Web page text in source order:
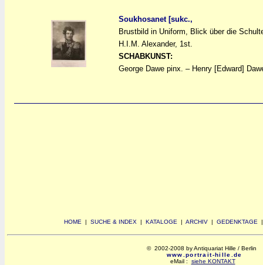
Soukhosanet [sukc.,
Brustbild in Uniform, Blick über die
H.I.M. Alexander, 1st.
SCHABKUNST:
George Dawe pinx. – Henry [Edward]
HOME | SUCHE & INDEX | KATALOGE | ARCHIV | GEDENKTAGE
© 2002-2008 by Antiquariat Hille / Berlin
www.portrait-hille.de
eMail : siehe KONTAKT